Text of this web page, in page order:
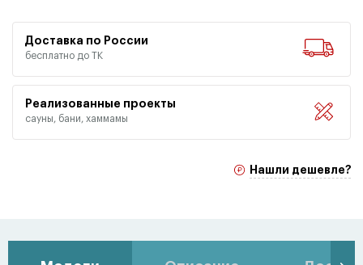
Доставка по России
бесплатно до ТК
Реализованные проекты
сауны, бани, хаммамы
Нашли дешевле?